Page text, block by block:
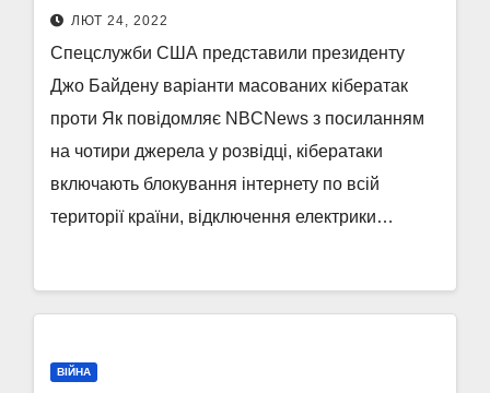
ЛЮТ 24, 2022
Спецслужби США представили президенту
Джо Байдену варіанти масованих кібератак
проти Як повідомляє NBCNews з посиланням
на чотири джерела у розвідці, кібератаки
включають блокування інтернету по всій
території країни, відключення електрики…
ВІЙНА